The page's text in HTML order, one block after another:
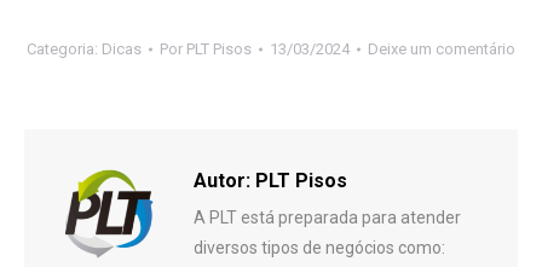
Categoria: Dicas Por PLT Pisos 13/03/2024 Deixe um comentário
Autor: PLT Pisos
A PLT está preparada para atender
diversos tipos de negócios como: